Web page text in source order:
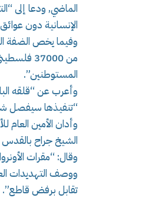
الماضي, ودعا إلى
الإنسانية دون
وفيما يخص الضفة
المستوطنين”.
“تنفيذها سيفصل
وأدان الأمين العام
الشيخ جراح بالقدس
وقال: “مقرات
ووصف التهديدات
تقابل برفض قاطع”.